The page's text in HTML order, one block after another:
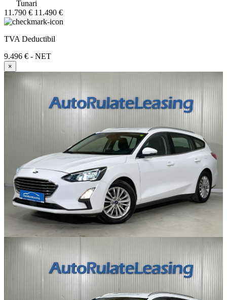
Tunari
11.790 € 11.490 €
TVA Deductibil
9.496 € - NET
×